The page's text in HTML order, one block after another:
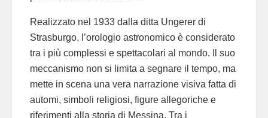
Realizzato nel 1933 dalla ditta Ungerer di
Strasburgo, l’orologio astronomico è considerato
tra i più complessi e spettacolari al mondo. Il suo
meccanismo non si limita a segnare il tempo, ma
mette in scena una vera narrazione visiva fatta di
automi, simboli religiosi, figure allegoriche e
riferimenti alla storia di Messina. Tra i